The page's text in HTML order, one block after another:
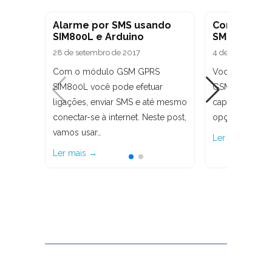
Alarme por SMS usando
SIM800L e Arduino
28 de setembro de 2017
Com o módulo GSM GPRS
SIM800L você pode efetuar
ligações, enviar SMS e até mesmo
conectar-se à internet. Neste post,
vamos usar…
Ler mais →
Controle o
SMS com o
4 de junho de
Você que já
GSM SIM900
capaz, agora
opção…
Ler mais →